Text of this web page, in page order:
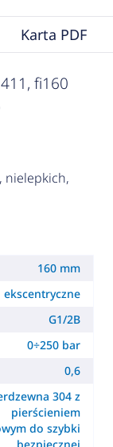
Karta PDF
fi160
nielepkich,
160 mm
ekscentryczne
G1/2B
0÷250 bar
0,6
304 z
pierścieniem
do szybki